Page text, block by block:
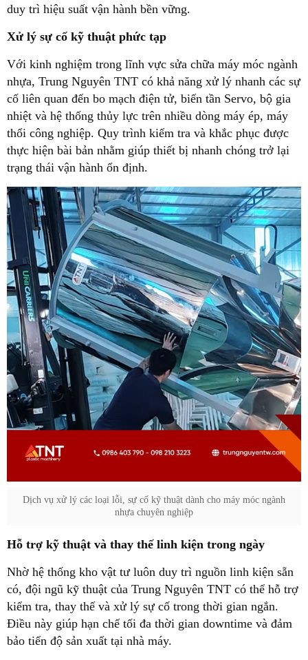
duy trì hiệu suất vận hành bền vững.
Xử lý sự cố kỹ thuật phức tạp
Với kinh nghiệm trong lĩnh vực sửa chữa máy móc ngành
nhựa, Trung Nguyên TNT có khả năng xử lý nhanh các sự
cố liên quan đến bo mạch điện tử, biến tần Servo, bộ gia
nhiệt và hệ thống thủy lực trên nhiều dòng máy ép, máy
thổi công nghiệp. Quy trình kiểm tra và khắc phục được
thực hiện bài bản nhằm giúp thiết bị nhanh chóng trở lại
trạng thái vận hành ổn định.
Dịch vụ xử lý các loại lỗi, sự cố kỹ thuật dành cho máy móc ngành
nhựa chuyên nghiệp
Hỗ trợ kỹ thuật và thay thế linh kiện trong ngày
Nhờ hệ thống kho vật tư luôn duy trì nguồn linh kiện sẵn
có, đội ngũ kỹ thuật của Trung Nguyên TNT có thể hỗ trợ
kiểm tra, thay thế và xử lý sự cố trong thời gian ngắn.
Điều này giúp hạn chế tối đa thời gian downtime và đảm
bảo tiến độ sản xuất tại nhà máy.